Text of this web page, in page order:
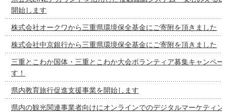
開始します
株式会社オークワから三重県環境保全基金にご寄附を頂きました
株式会社中京銀行から三重県環境保全基金にご寄附を頂きました
三重とこわか国体・三重とこわか大会ボランティア募集キャンペー
す！
県内教育旅行促進支援事業を開始します
県内の観光関連事業者向けにオンラインでのデジタルマーケティン